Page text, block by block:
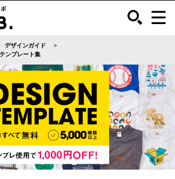
デザインガイド
ンプレート集